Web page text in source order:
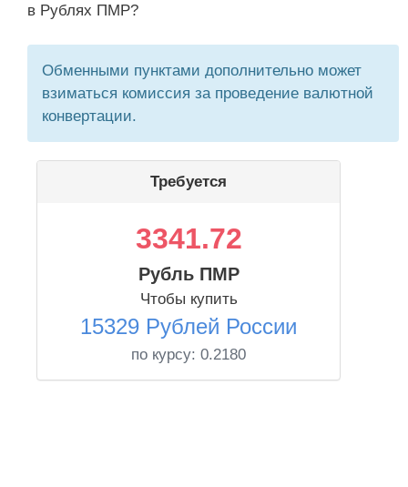
в Рублях ПМР?
Обменными пунктами дополнительно может
взиматься комиссия за проведение валютной
конвертации.
Требуется
3341.72
Рубль ПМР
Чтобы купить
15329 Рублей России
по курсу: 0.2180